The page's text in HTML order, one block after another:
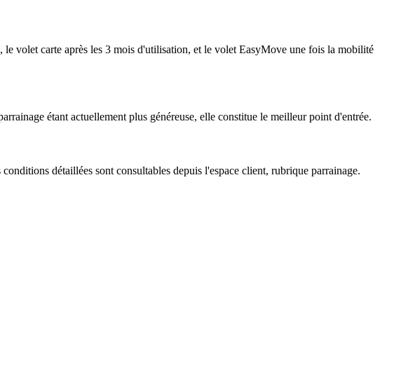
volet carte après les 3 mois d'utilisation, et le volet EasyMove une fois la mobilité
étant actuellement plus généreuse, elle constitue le meilleur point d'entrée.
détaillées sont consultables depuis l'espace client, rubrique parrainage.